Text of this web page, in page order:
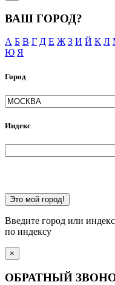
ВАШ ГОРОД?
А Б В Г Д Е Ж З И Й К Л
Ю Я
Город
Индекс
Это мой город!
Введите город или
по индексу
×
ОБРАТНЫЙ